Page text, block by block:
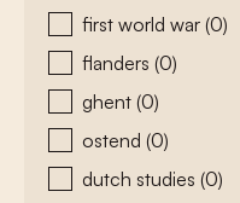
first world war (0)
flanders (0)
ghent (0)
ostend (0)
dutch studies (0)